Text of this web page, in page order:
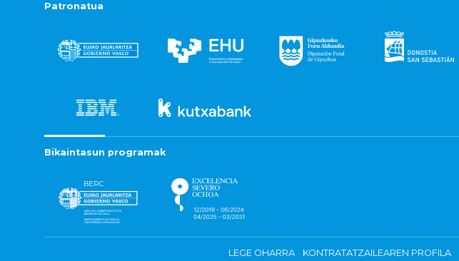
Patronatua
Bikaintasun programak
LEGE OHARRA KONTRATATZAILEAREN PROFILA